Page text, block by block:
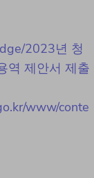
2023년 청
역 제안서 제출
www/conte